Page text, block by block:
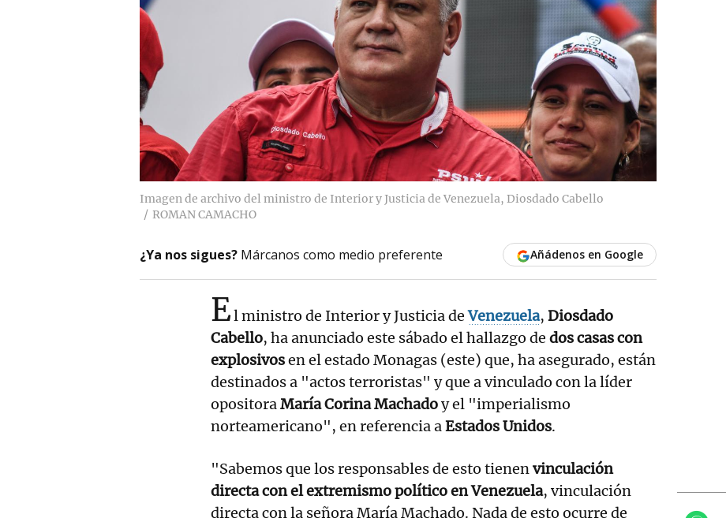
Imagen de archivo del ministro de Interior y Justicia de Venezuela, Diosdado Cabello
ROMAN CAMACHO
¿Ya nos sigues? Márcanos como medio preferente Añádenos en Google
El ministro de Interior y Justicia deVenezuela, Diosdado
Cabello, ha anunciado este sábado el hallazgo de dos casas con
explosivosen el estado Monagas (este) que, ha asegurado, están
destinados a "actos terroristas" y que a vinculado con la líder
opositoraMaría Corina Machadoy el "imperialismo
norteamericano", en referencia aEstados Unidos.
"Sabemos que los responsables de esto tienenvinculación
directa con el extremismo político en Venezuela, vinculación
directa con la señora María Machado. Nada de esto ocurre de